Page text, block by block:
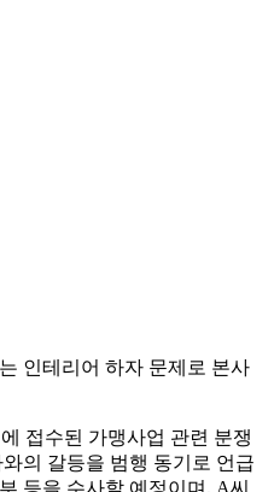
인테리어 하자 문제로 본사
접수된 가맹사업 관련 분쟁
의 갈등을 범행 동기로 언급
등을 수사할 예정이며, A씨